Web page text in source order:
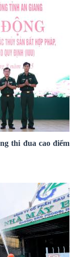
thi đua cao điểm